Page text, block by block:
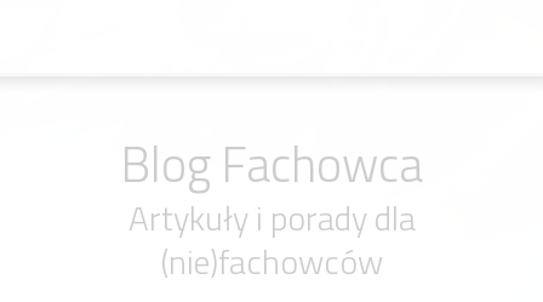
Blog Fachowca
Artykuły i porady dla
(nie)fachowców